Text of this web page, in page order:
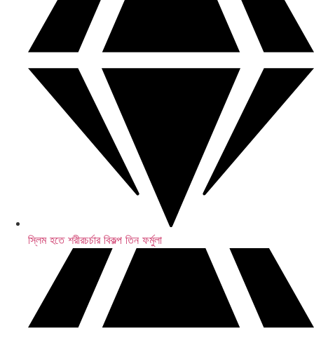
মহামেডান থেকে ‘বিতাড়িত’ হুমায়ুন
স্লিম হতে শরীরচর্চার বিকল্প তিন ফর্মুলা